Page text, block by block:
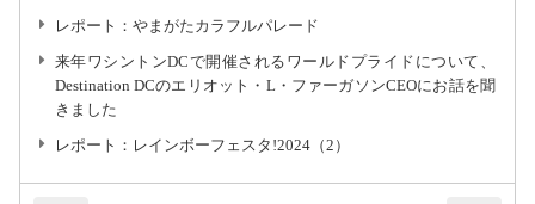
レポート：やまがたカラフルパレード
来年ワシントンDCで開催されるワールドプライドについて、
Destination DCのエリオット・L・ファーガソンCEOにお話を聞
きました
レポート：レインボーフェスタ!2024（2）